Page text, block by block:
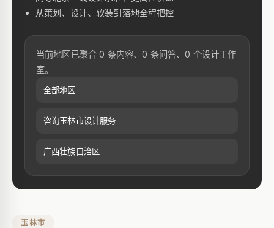
从策划、设计、软装到落地全程把控
当前地区已聚合 0 条内容、0 条问答、0 个设计工作
室。
全部地区
咨询玉林市设计服务
广西壮族自治区
玉林市